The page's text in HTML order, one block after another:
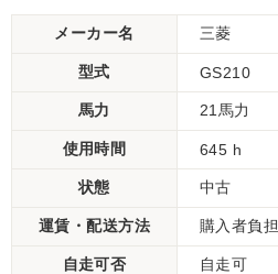
メーカー名 三菱
型式 GS210
馬力 21馬力
使用時間 645 h
状態 中古
運賃・配送方法 購入者負担
自走可否 自走可